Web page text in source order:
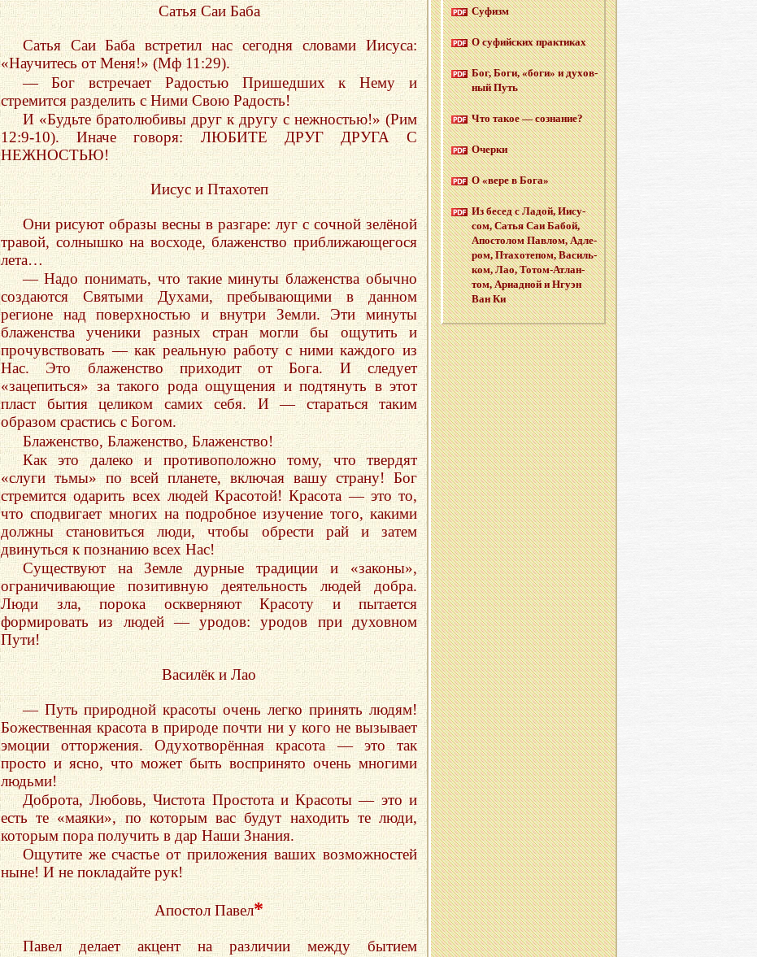
Сатья Саи Баба
Сатья Саи Баба встретил нас сегодня словами Иисуса:
«Научитесь от Меня!» (Мф 11:29).
— Бог встречает Радостью Пришедших к Нему и
стремится разделить с Ними Свою Радость!
И «Будьте братолюбивы друг к другу с нежностью!» (Рим
12:9-10). Иначе говоря: ЛЮБИТЕ ДРУГ ДРУГА С
НЕЖНОСТЬЮ!
Иисус и Птахотеп
Они рисуют образы весны в разгаре: луг с сочной зелёной
травой, солнышко на восходе, блаженство приближающегося
лета…
— Надо понимать, что такие минуты блаженства обычно
создаются Святыми Духами, пребывающими в данном
регионе над поверхностью и внутри Земли. Эти минуты
блаженства ученики разных стран могли бы ощутить и
прочувствовать — как реальную работу с ними каждого из
Нас. Это блаженство приходит от Бога. И следует
«зацепиться» за такого рода ощущения и подтянуть в этот
пласт бытия целиком самих себя. И — стараться таким
образом срастись с Богом.
Блаженство, Блаженство, Блаженство!
Как это далеко и противоположно тому, что твердят
«слуги тьмы» по всей планете, включая вашу страну! Бог
стремится одарить всех людей Красотой! Красота — это то,
что сподвигает многих на подробное изучение того, какими
должны становиться люди, чтобы обрести рай и затем
двинуться к познанию всех Нас!
Существуют на Земле дурные традиции и «законы»,
ограничивающие позитивную деятельность людей добра.
Люди зла, порока оскверняют Красоту и пытается
формировать из людей — уродов: уродов при духовном
Пути!
Василёк и Лао
— Путь природной красоты очень легко принять людям!
Божественная красота в природе почти ни у кого не вызывает
эмоции отторжения. Одухотворённая красота — это так
просто и ясно, что может быть воспринято очень многими
людьми!
Доброта, Любовь, Чистота Простота и Красоты — это и
есть те «маяки», по которым вас будут находить те люди,
которым пора получить в дар Наши Знания.
Ощутите же счастье от приложения ваших возможностей
ныне! И не покладайте рук!
Апостол Павел*
Павел делает акцент на различии между бытием
Су­физм
О су­фий­ских прак­ти­ках
Бог, Боги, «боги» и ду­хов­
ный Путь
Что такое — со­зна­ние?
Очер­ки
О «вере в Бога»
Из бесед с Ладой, Иису­
сом, Сатья Саи Бабой,
Апо­сто­лом Пав­лом, Ад­ле­
ром, Пта­хо­те­пом, Ва­силь­
ком, Лао, То­том-Ат­лан­
том, Ари­ад­ной и Нгуэн
Ван Ки